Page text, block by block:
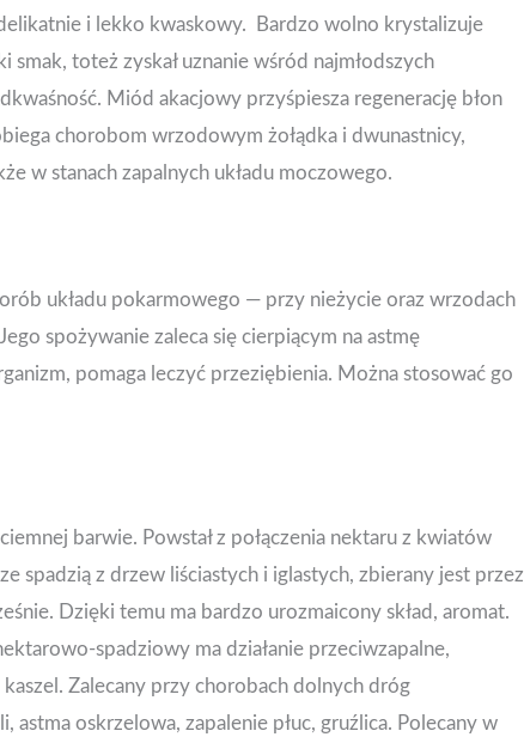
i lekko kwaskowy. Bardzo wolno krystalizuje
smak, toteż zyskał uznanie wśród najmłodszych
Miód akacjowy przyśpiesza regenerację błon
chorobom wrzodowym żołądka i dwunastnicy,
w stanach zapalnych układu moczowego.
układu pokarmowego — przy nieżycie oraz wrzodach
spożywanie zaleca się cierpiącym na astmę
pomaga leczyć przeziębienia. Można stosować go
barwie. Powstał z połączenia nektaru z kwiatów
spadzią z drzew liściastych i iglastych, zbierany jest przez
Dzięki temu ma bardzo urozmaicony skład, aromat.
spadziowy ma działanie przeciwzapalne,
Zalecany przy chorobach dolnych dróg
astma oskrzelowa, zapalenie płuc, gruźlica. Polecany w